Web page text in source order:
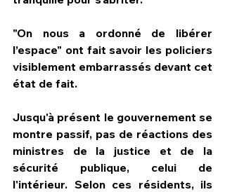
"On nous a ordonné de libérer
l’espace" ont fait savoir les policiers
visiblement embarrassés devant cet
état de fait.
Jusqu'à présent le gouvernement se
montre passif, pas de réactions des
ministres de la justice et de la
sécurité publique, celui de
l'intérieur. Selon ces résidents, ils